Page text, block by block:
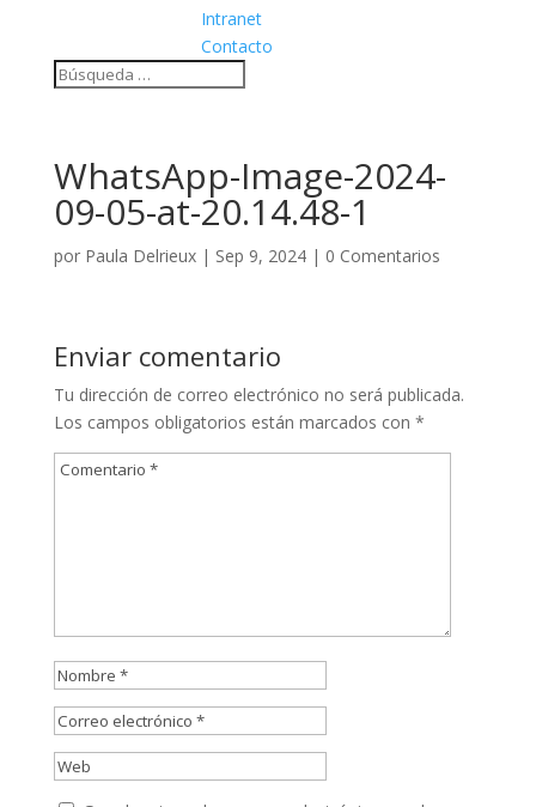
Intranet
Contacto
WhatsApp-Image-2024-
09-05-at-20.14.48-1
por Paula Delrieux| Sep 9, 2024| 0 Comentarios
Enviar comentario
Tu dirección de correo electrónico no será publicada.
Los campos obligatorios están marcados con *